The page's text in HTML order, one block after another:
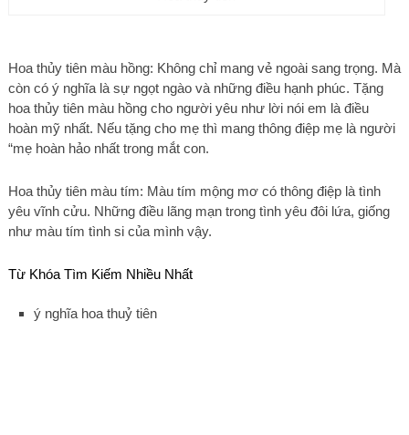
Hoa thủy tiên màu hồng: Không chỉ mang vẻ ngoài sang trọng. Mà
còn có ý nghĩa là sự ngọt ngào và những điều hạnh phúc. Tặng
hoa thủy tiên màu hồng cho người yêu như lời nói em là điều
hoàn mỹ nhất. Nếu tặng cho mẹ thì mang thông điệp mẹ là người
“mẹ hoàn hảo nhất trong mắt con.
Hoa thủy tiên màu tím: Màu tím mộng mơ có thông điệp là tình
yêu vĩnh cửu. Những điều lãng mạn trong tình yêu đôi lứa, giống
như màu tím tình si của mình vậy.
Từ Khóa Tìm Kiếm Nhiều Nhất
ý nghĩa hoa thuỷ tiên